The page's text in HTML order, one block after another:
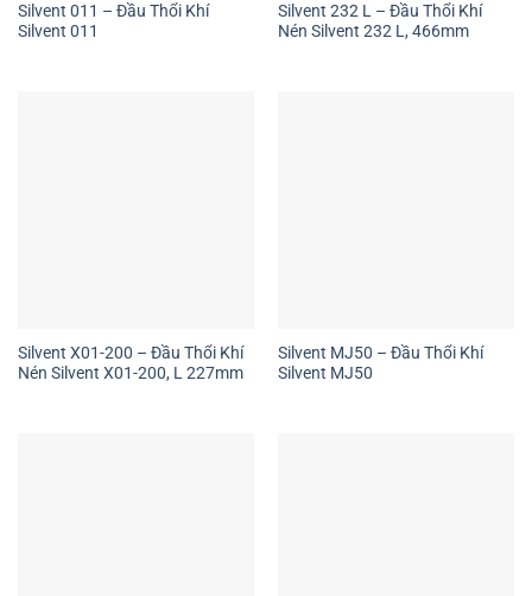
Silvent 011 – Đầu Thổi Khí
Silvent 011
Silvent 232 L – Đầu Thổi Khí
Nén Silvent 232 L, 466mm
Silvent X01-200 – Đầu Thổi Khí
Nén Silvent X01-200, L 227mm
Silvent MJ50 – Đầu Thổi Khí
Silvent MJ50